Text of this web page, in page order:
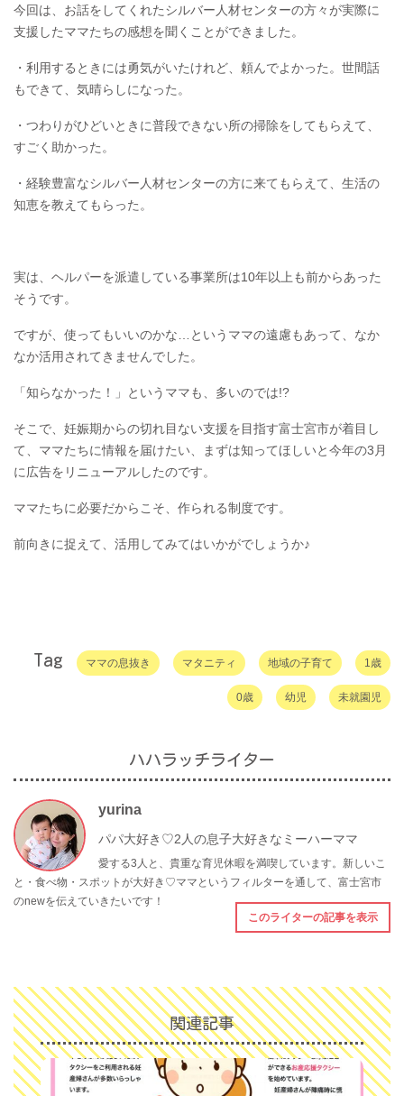
今回は、お話をしてくれたシルバー人材センターの方々が実際に
支援したママたちの感想を聞くことができました。
・利用するときには勇気がいたけれど、頼んでよかった。世間話
もできて、気晴らしになった。
・つわりがひどいときに普段できない所の掃除をしてもらえて、
すごく助かった。
・経験豊富なシルバー人材センターの方に来てもらえて、生活の
知恵を教えてもらった。
実は、ヘルパーを派遣している事業所は10年以上も前からあった
そうです。
ですが、使ってもいいのかな…というママの遠慮もあって、なか
なか活用されてきませんでした。
「知らなかった！」というママも、多いのでは!?
そこで、妊娠期からの切れ目ない支援を目指す富士宮市が着目し
て、ママたちに情報を届けたい、まずは知ってほしいと今年の3月
に広告をリニューアルしたのです。
ママたちに必要だからこそ、作られる制度です。
前向きに捉えて、活用してみてはいかがでしょうか♪
Tag ママの息抜き マタニティ 地域の子育て 1歳
0歳 幼児 未就園児
ハハラッチライター
yurina
パパ大好き♡2人の息子大好きなミーハーママ
愛する3人と、貴重な育児休暇を満喫しています。新しいこ
と・食べ物・スポットが大好き♡ママというフィルターを通して、富士宮市
のnewを伝えていきたいです！
このライターの記事を表示
関連記事